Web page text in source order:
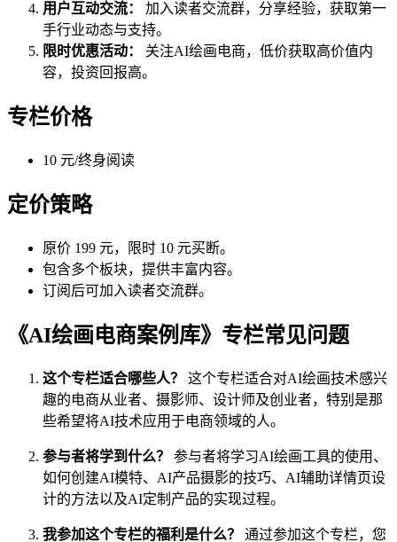
用户互动交流：
加入读者交流群，分享经验，获取第一
手行业动态与支持。
限时优惠活动：
关注AI绘画电商，低价获取高价值内
容，投资回报高。
专栏价格
10 元/终身阅读
定价策略
原价 199 元，限时 10 元买断。
包含多个板块，提供丰富内容。
订阅后可加入读者交流群。
《AI绘画电商案例库》专栏常见问题
这个专栏适合哪些人？
这个专栏适合对AI绘画技术感兴
趣的电商从业者、摄影师、设计师及创业者，特别是那
些希望将AI技术应用于电商领域的人。
参与者将学到什么？
参与者将学习AI绘画工具的使用、
如何创建AI模特、AI产品摄影的技巧、AI辅助详情页设
计的方法以及AI定制产品的实现过程。
我参加这个专栏的福利是什么？ 通过参加这个专栏，您